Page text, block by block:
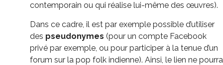
contemporain ou qui réalise lui-même des œuvres).
Dans ce cadre, il est par exemple possible d’utiliser
des pseudonymes (pour un compte Facebook
privé par exemple, ou pour participer à la tenue d’un
forum sur la pop folk indienne). Ainsi, le lien ne pourra